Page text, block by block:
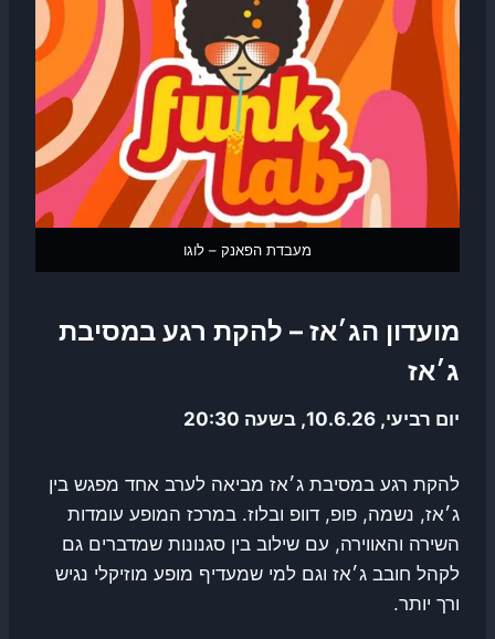
מעבדת הפאנק – לוגו
מועדון הג׳אז – להקת רגע במסיבת
ג׳אז
יום רביעי, 10.6.26, בשעה 20:30
להקת רגע במסיבת ג׳אז מביאה לערב אחד מפגש בין
ג׳אז, נשמה, פופ, דוופ ובלוז. במרכז המופע עומדות
השירה והאווירה, עם שילוב בין סגנונות שמדברים גם
לקהל חובב ג׳אז וגם למי שמעדיף מופע מוזיקלי נגיש
ורך יותר.